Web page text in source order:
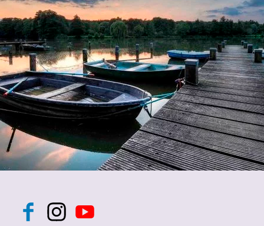
F I
n
Y
o